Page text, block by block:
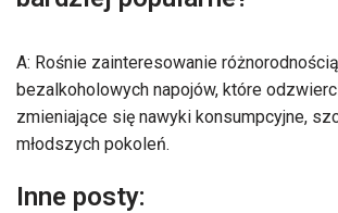
A: Rośnie zainteresowanie różnorodnością
bezalkoholowych napojów, które
zmieniające się nawyki konsumpcyjne,
młodszych pokoleń.
Inne posty: